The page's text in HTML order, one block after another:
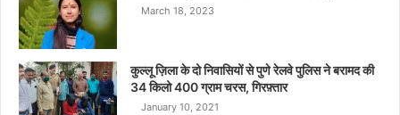
March 18, 2023
कुल्लू ज़िला के दो निवासियों से पुणे रेलवे पुलिस ने बरामद की
34 किलो 400 ग्राम चरस, गिरफ़्तार
January 10, 2021